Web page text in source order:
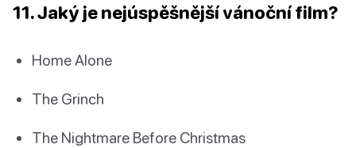
11. Jaký je nejúspěšnější vánoční film?
Home Alone
The Grinch
The Nightmare Before Christmas